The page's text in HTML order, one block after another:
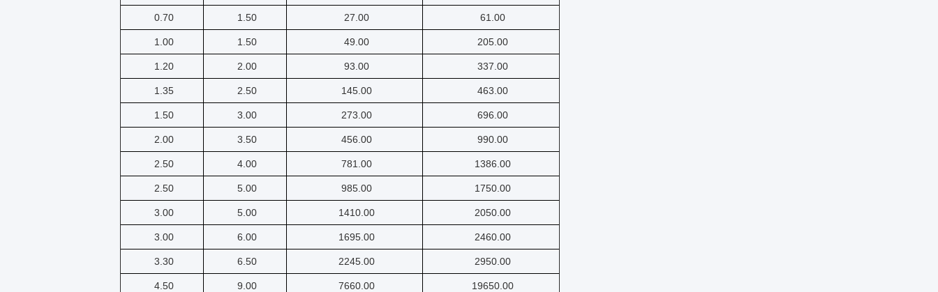
0.70 1.50 27.00 61.00
1.00 1.50 49.00 205.00
1.20 2.00 93.00 337.00
1.35 2.50 145.00 463.00
1.50 3.00 273.00 696.00
2.00 3.50 456.00 990.00
2.50 4.00 781.00 1386.00
2.50 5.00 985.00 1750.00
3.00 5.00 1410.00 2050.00
3.00 6.00 1695.00 2460.00
3.30 6.50 2245.00 2950.00
4.50 9.00 7660.00 19650.00